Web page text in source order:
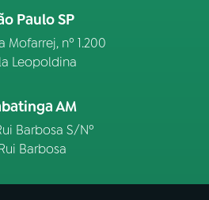
Paulo SP
Mofarrej, nº 1.200
Leopoldina
AM
Barbosa S/Nº
Barbosa